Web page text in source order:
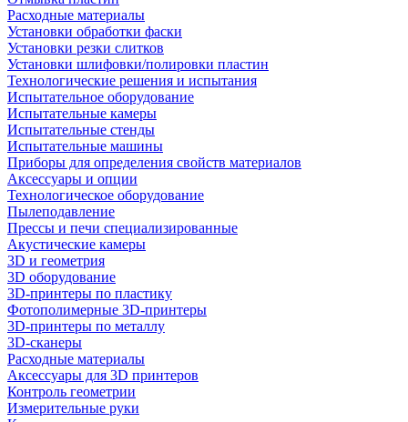
Расходные материалы
Установки обработки фаски
Установки резки слитков
Установки шлифовки/полировки пластин
Технологические решения и испытания
Испытательное оборудование
Испытательные камеры
Испытательные стенды
Испытательные машины
Приборы для определения свойств материалов
Аксессуары и опции
Технологическое оборудование
Пылеподавление
Прессы и печи специализированные
Акустические камеры
3D и геометрия
3D оборудование
3D-принтеры по пластику
Фотополимерные 3D-принтеры
3D-принтеры по металлу
3D-сканеры
Расходные материалы
Аксессуары для 3D принтеров
Контроль геометрии
Измерительные руки